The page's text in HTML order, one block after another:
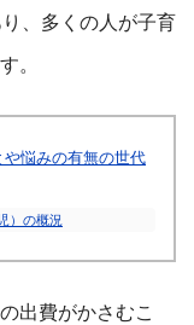
、多くの人が子育
。
）の概況
出費がかさむこ